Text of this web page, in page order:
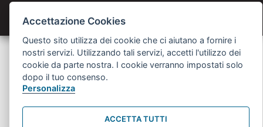
Comune di Bologna | Piazza Maggiore 6 - 40124 Bologna
giovani@comune.bologna.it
Accettazione Cookies
Questo sito utilizza dei cookie che ci aiutano a fornire i
nostri servizi. Utilizzando tali servizi, accetti l'utilizzo dei
cookie da parte nostra. I cookie verranno impostati solo
dopo il tuo consenso.
Personalizza
ACCETTA TUTTI